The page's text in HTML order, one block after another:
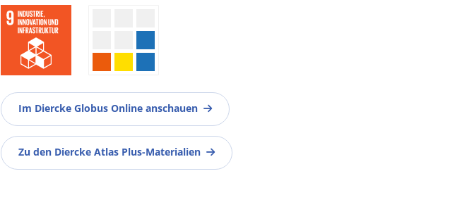
Im Diercke Globus Online anschauen
Zu den Diercke Atlas Plus-Materialien